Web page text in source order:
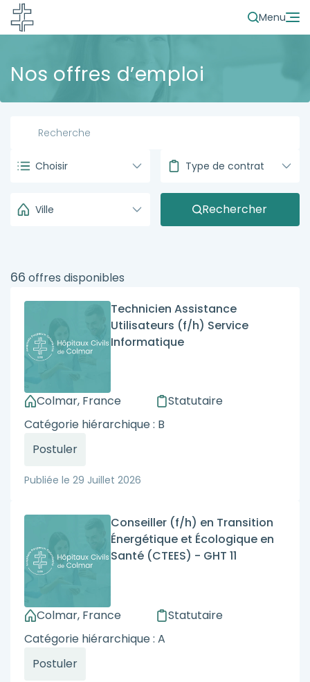
Menu
Nos offres d’emploi
Choisir Type de contrat
Ville Rechercher
66 offres disponibles
Technicien Assistance
Utilisateurs (f/h) Service
Informatique
Colmar, France
Statutaire
Catégorie hiérarchique : B
Postuler
Publiée le 29 Juillet 2026
Conseiller (f/h) en Transition
Énergétique et Écologique en
Santé (CTEES) - GHT 11
Colmar, France
Statutaire
Catégorie hiérarchique : A
Postuler